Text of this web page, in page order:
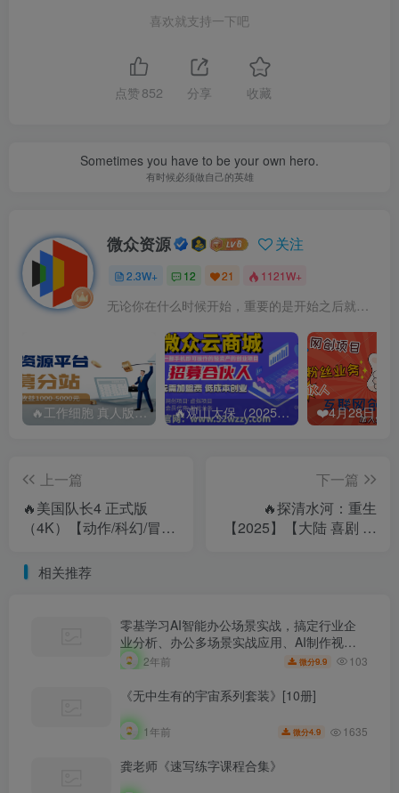
喜欢就支持一下吧
点赞852 分享 收藏
Sometimes you have to be your own hero.
有时候必须做自己的英雄
微众资源 关注
2.3W+ 12 21 1121W+
无论你在什么时候开始，重要的是开始之后就不要停止
🔥工作细胞 真人版（2025）【日本/剧情/奇幻】 百度： 🔥观山太保（2025） 百度:
上一篇
🔥美国队长4 正式版
（4K）【动作/科幻/冒
下一篇
🔥探清水河：重生
【2025】【大陆 喜剧 爱
相关推荐
零基学习AI智能办公场景实战，搞定行业企
业分析、办公多场景实战应用、AI制作视频
等
2年前 微分9.9 103
《无中生有的宇宙系列套装》[10册]
1年前 微分4.9 1635
龚老师《速写练字课程合集》